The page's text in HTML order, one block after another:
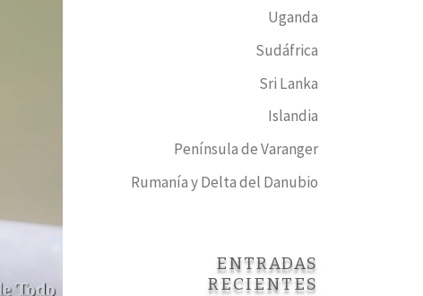
Uganda
Sudáfrica
Sri Lanka
Islandia
Península de Varanger
Rumanía y Delta del Danubio
ENTRADAS
RECIENTES